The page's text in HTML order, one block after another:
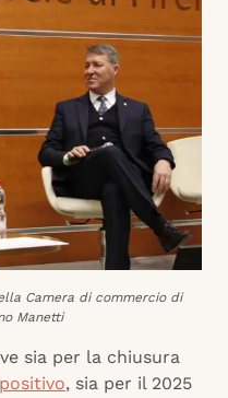
Camera di commercio di
Manetti
sia per la chiusura
, sia per il 2025